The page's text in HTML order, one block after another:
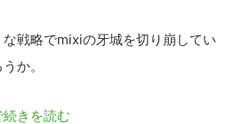
戦略でmixiの牙城を切り崩してい
か。
きを読む